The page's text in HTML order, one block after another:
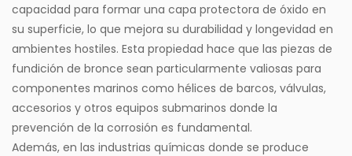
capacidad para formar una capa protectora de óxido en
su superficie, lo que mejora su durabilidad y longevidad en
ambientes hostiles. Esta propiedad hace que las piezas de
fundición de bronce sean particularmente valiosas para
componentes marinos como hélices de barcos, válvulas,
accesorios y otros equipos submarinos donde la
prevención de la corrosión es fundamental.
Además, en las industrias químicas donde se produce